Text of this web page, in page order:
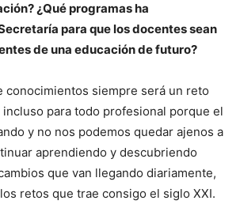
¿Qué programas ha
para que los docentes sean
de una educación de futuro?
conocimientos siempre será un reto
incluso para todo profesional porque el
y no nos podemos quedar ajenos a
aprendiendo y descubriendo
que van llegando diariamente,
retos que trae consigo el siglo XXI.